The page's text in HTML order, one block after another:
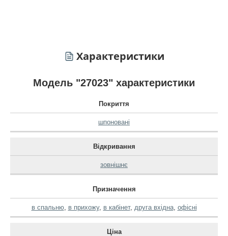
Характеристики
Модель "27023" характеристики
Покриття
шпоновані
Відкривання
зовнішнє
Призначення
в спальню, в прихожу, в кабінет, друга вхідна, офісні
Ціна